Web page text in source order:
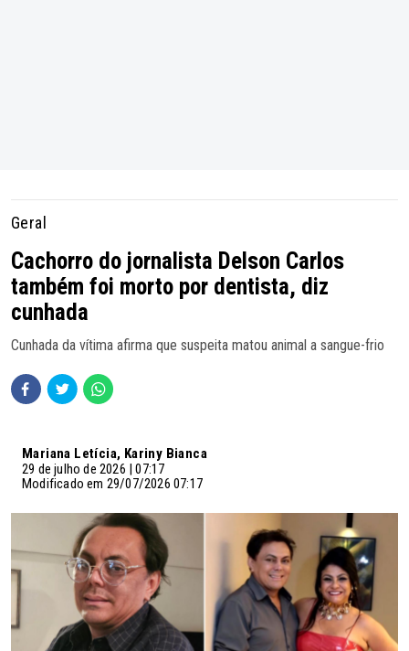
Geral
Cachorro do jornalista Delson Carlos
também foi morto por dentista, diz
cunhada
Cunhada da vítima afirma que suspeita matou animal a sangue-frio
Mariana Letícia, Kariny Bianca
29 de julho de 2026 | 07:17
Modificado em 29/07/2026 07:17